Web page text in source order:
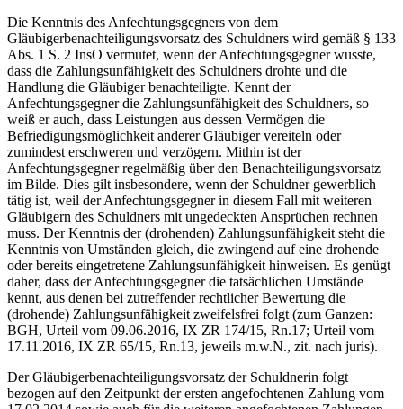
Die Kenntnis des Anfechtungsgegners von dem
Gläubigerbenachteiligungsvorsatz des Schuldners wird gemäß § 133
Abs. 1 S. 2 InsO vermutet, wenn der Anfechtungsgegner wusste,
dass die Zahlungsunfähigkeit des Schuldners drohte und die
Handlung die Gläubiger benachteiligte. Kennt der
Anfechtungsgegner die Zahlungsunfähigkeit des Schuldners, so
weiß er auch, dass Leistungen aus dessen Vermögen die
Befriedigungsmöglichkeit anderer Gläubiger vereiteln oder
zumindest erschweren und verzögern. Mithin ist der
Anfechtungsgegner regelmäßig über den Benachteiligungsvorsatz
im Bilde. Dies gilt insbesondere, wenn der Schuldner gewerblich
tätig ist, weil der Anfechtungsgegner in diesem Fall mit weiteren
Gläubigern des Schuldners mit ungedeckten Ansprüchen rechnen
muss. Der Kenntnis der (drohenden) Zahlungsunfähigkeit steht die
Kenntnis von Umständen gleich, die zwingend auf eine drohende
oder bereits eingetretene Zahlungsunfähigkeit hinweisen. Es genügt
daher, dass der Anfechtungsgegner die tatsächlichen Umstände
kennt, aus denen bei zutreffender rechtlicher Bewertung die
(drohende) Zahlungsunfähigkeit zweifelsfrei folgt (zum Ganzen:
BGH, Urteil vom 09.06.2016, IX ZR 174/15, Rn.17; Urteil vom
17.11.2016, IX ZR 65/15, Rn.13, jeweils m.w.N., zit. nach juris).
Der Gläubigerbenachteiligungsvorsatz der Schuldnerin folgt
bezogen auf den Zeitpunkt der ersten angefochtenen Zahlung vom